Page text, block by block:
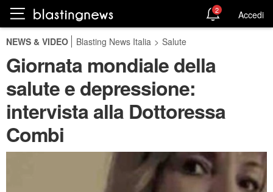
2 Accedi
NEWS & VIDEO Blasting News Italia > Salute
Giornata mondiale della
salute e depressione:
intervista alla Dottoressa
Combi